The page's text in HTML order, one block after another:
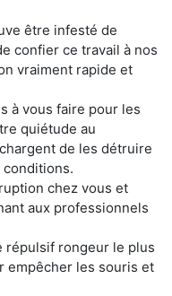
être infesté de
confier ce travail à nos
vraiment rapide et
à vous faire pour les
quiétude au
de les détruire
chez vous et
aux professionnels
répulsif rongeur le plus
empêcher les souris et